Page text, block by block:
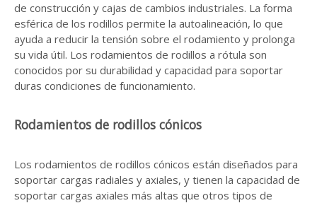
de construcción y cajas de cambios industriales. La forma
esférica de los rodillos permite la autoalineación, lo que
ayuda a reducir la tensión sobre el rodamiento y prolonga
su vida útil. Los rodamientos de rodillos a rótula son
conocidos por su durabilidad y capacidad para soportar
duras condiciones de funcionamiento.
Rodamientos de rodillos cónicos
Los rodamientos de rodillos cónicos están diseñados para
soportar cargas radiales y axiales, y tienen la capacidad de
soportar cargas axiales más altas que otros tipos de